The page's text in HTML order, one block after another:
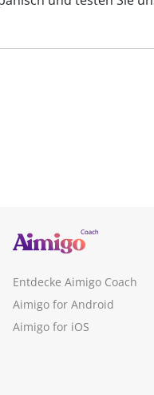
Entdecke Aimigo Coach
Aimigo for Android
Aimigo for iOS